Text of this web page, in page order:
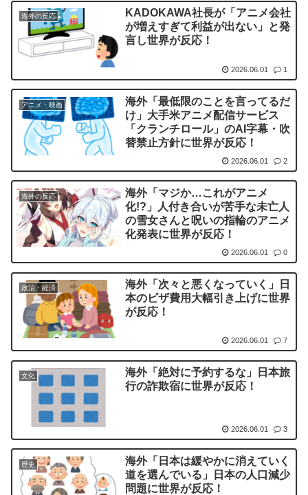
海外の反応
KADOKAWA社長が「アニメ会社
が増えすぎて利益が出ない」と発
言し世界が反応！
2026.06.01 1
アニメ・映画
海外「最低限のことを言ってるだ
け」大手米アニメ配信サービス
「クランチロール」のAI字幕・吹
替禁止方針に世界が反応！
2026.06.01 2
海外の反応
海外「マジか…これがアニメ
化!?」人付き合いが苦手な未亡人
の雪女さんと呪いの指輪のアニメ
化発表に世界が反応！
2026.06.01 0
政治・経済
海外「次々と悪くなっていく」日
本のビザ費用大幅引き上げに世界
が反応！
2026.06.01 7
文化
海外「絶対に予約するな」日本旅
行の詐欺宿に世界が反応！
2026.06.01 3
歴史
海外「日本は緩やかに消えていく
道を選んでいる」日本の人口減少
問題に世界が反応！